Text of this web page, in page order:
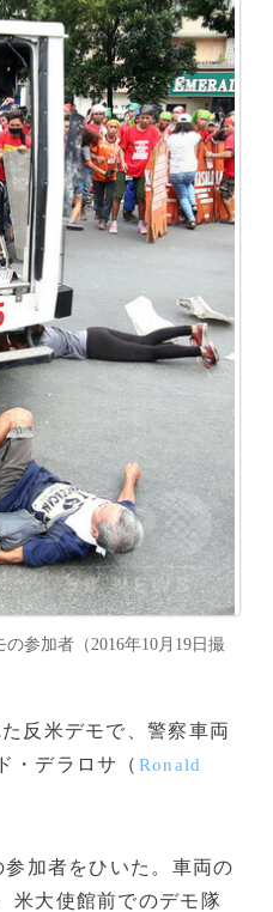
参加者（2016年10月19日撮
反米デモで、警察車両
・デラロサ（ Ronald
加者をひいた。車両の
米大使館前でのデモ隊